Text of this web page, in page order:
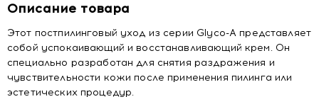
Описание товара
Этот постпилинговый уход из серии Glyco-A представляет
собой успокаивающий и восстанавливающий крем. Он
специально разработан для снятия раздражения и
чувствительности кожи после применения пилинга или
эстетических процедур.